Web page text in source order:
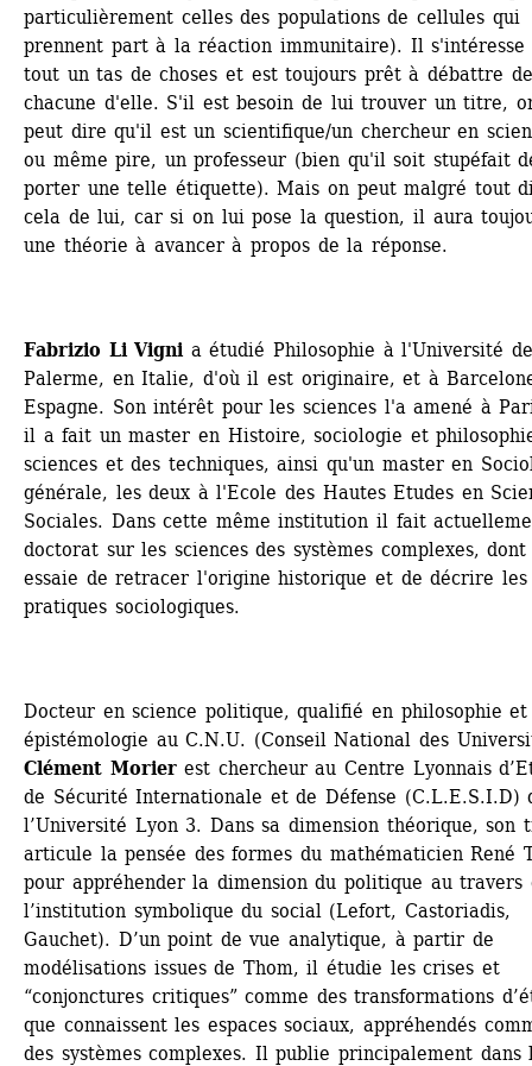
particulièrement celles des populations de cellules qui
prennent part à la réaction immunitaire). Il s'intéresse
tout un tas de choses et est toujours prêt à débattre de
chacune d'elle. S'il est besoin de lui trouver un titre,
peut dire qu'il est un scientifique/un chercheur en
ou même pire, un professeur (bien qu'il soit stupéfait
porter une telle étiquette). Mais on peut malgré tout
cela de lui, car si on lui pose la question, il aura
une théorie à avancer à propos de la réponse.
Fabrizio Li Vignia étudié Philosophie à l'Université de
Palerme, en Italie, d'où il est originaire, et à
Espagne. Son intérêt pour les sciences l'a amené à
il a fait un master en Histoire, sociologie et
sciences et des techniques, ainsi qu'un master en
générale, les deux à l'Ecole des Hautes Etudes en
Sociales. Dans cette même institution il fait
doctorat sur les sciences des systèmes complexes,
essaie de retracer l'origine historique et de décrire les
pratiques sociologiques.
Docteur en science politique, qualifié en philosophie et
épistémologie au C.N.U. (Conseil National des
Clément Morierest chercheur au Centre Lyonnais
de Sécurité Internationale et de Défense (C.L.E.S.I.D)
l’Université Lyon 3. Dans sa dimension théorique, son
articule la pensée des formes du mathématicien René
pour appréhender la dimension du politique au travers
l’institution symbolique du social (Lefort, Castoriadis,
Gauchet). D’un point de vue analytique, à partir de
modélisations issues de Thom, il étudie les crises et
“conjonctures critiques” comme des transformations
que connaissent les espaces sociaux, appréhendés
des systèmes complexes. Il publie principalement dans